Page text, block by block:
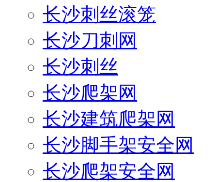
长沙刺丝滚笼
长沙刀刺网
长沙刺丝
长沙爬架网
长沙建筑爬架网
长沙脚手架安全网
长沙爬架安全网